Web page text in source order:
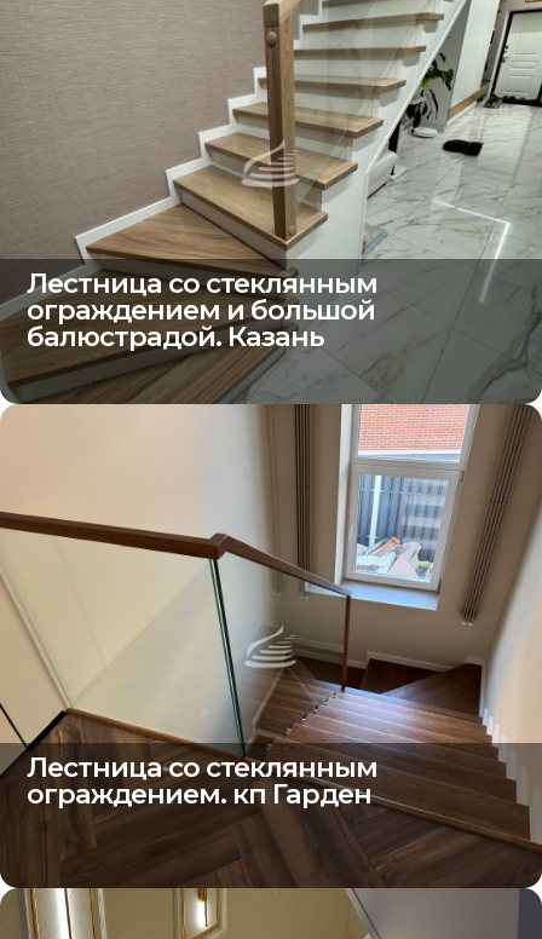
Лестница со стеклянным
ограждением и большой
балюстрадой. Казань
Лестница со стеклянным
ограждением. кп Гарден